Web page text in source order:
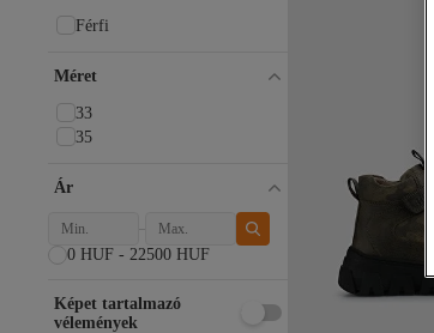
Férfi
Méret
33
35
Ár
0 HUF - 22500 HUF
Képet tartalmazó
vélemények